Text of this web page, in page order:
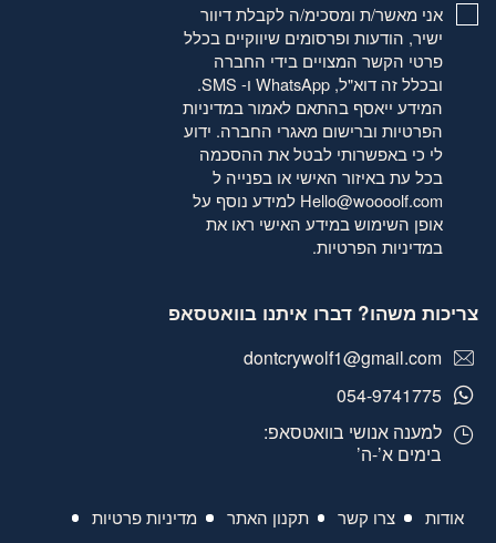
אני מאשר/ת ומסכימ/ה לקבלת דיוור
ישיר, הודעות ופרסומים שיווקיים בכלל
פרטי הקשר המצויים בידי החברה
ובכלל זה דוא"ל, WhatsApp ו- SMS.
המידע ייאסף בהתאם לאמורבמדיניות
הפרטיותוברישום מאגרי החברה. ידוע
לי כי באפשרותי לבטל את ההסכמה
בכל עת באיזור האישי או בפנייה ל
Hello@woooolf.com למידע נוסף על
אופן השימוש במידע האישי ראו את
במדיניות הפרטיות.
אודות צרו קשר תקנון האתר
מדיניות פרטיות
צריכות משהו? דברו איתנו בוואטסאפ
dontcrywolf1@gmail.com
054-9741775
למענה אנושי בוואטסאפ:
בימים א’-ה’